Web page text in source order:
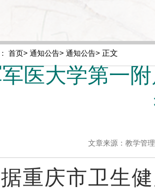
首页> 通知公告> 通知公告> 正文
医大学第一
文章来源：教学管
重庆市卫生